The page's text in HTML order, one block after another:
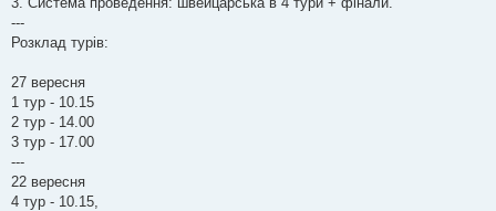
---
Розклад турів:
27 вересня
1 тур - 10.15
2 тур - 14.00
3 тур - 17.00
---
22 вересня
4 тур - 10.15,